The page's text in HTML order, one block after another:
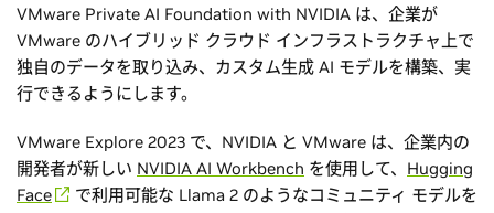
VMware Private AI Foundation with NVIDIA は、企業が
VMware のハイブリッド クラウド インフラストラクチャ上で
独自のデータを取り込み、カスタム生成 AI モデルを構築、実
行できるようにします。
VMware Explore 2023 で、NVIDIA と VMware は、企業内の
開発者が新しい NVIDIA AI Workbench を使用して、 Hugging
Face
で利用可能な Llama 2 のようなコミュニティ モデルを